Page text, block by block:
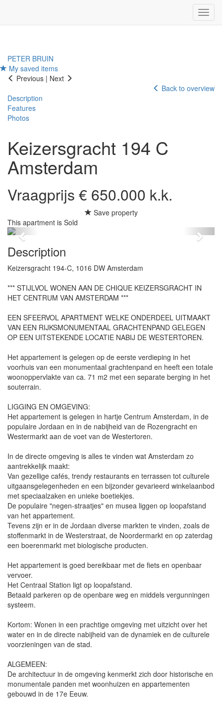
PETER BRUIN
My saved items
Previous | Next
Back to overview
Description
Features
Photos
Keizersgracht 194 C
Amsterdam
Vraagprijs € 650.000 k.k.
Save property
This apartment is Sold
Previous Next
Description
Keizersgracht 194-C, 1016 DW Amsterdam
*** STIJLVOL WONEN AAN DE CHIQUE KEIZERSGRACHT IN
HET CENTRUM VAN AMSTERDAM ***
EEN SFEERVOL APARTMENT WELKE ONDERDEEL UITMAAKT
VAN EEN RIJKSMONUMENTAAL GRACHTENPAND GELEGEN
OP EEN UITSTEKENDE LOCATIE NABIJ DE WESTERTOREN.
Het appartement is gelegen op de eerste verdieping in het
voorhuis van een monumentaal grachtenpand en heeft een totale
woonoppervlakte van ca. 71 m2 met een separate berging in het
souterrain.
LIGGING EN OMGEVING:
Het appartement is gelegen in hartje Centrum Amsterdam, in de
populaire Jordaan en in de nabijheid van de Rozengracht en
Westermarkt aan de voet van de Westertoren.
In de directe omgeving is alles te vinden wat Amsterdam zo
aantrekkelijk maakt:
Van gezellige cafés, trendy restaurants en terrassen tot culturele
uitgaansgelegenheden en een bijzonder gevarieerd winkelaanbod
met speciaalzaken en unieke boetiekjes.
De populaire "negen-straatjes" en musea liggen op loopafstand
van het appartement.
Tevens zijn er in de Jordaan diverse markten te vinden, zoals de
stoffenmarkt in de Westerstraat, de Noordermarkt en op zaterdag
een boerenmarkt met biologische producten.
Het appartement is goed bereikbaar met de fiets en openbaar
vervoer.
Het Centraal Station ligt op loopafstand.
Betaald parkeren op de openbare weg en middels vergunningen
systeem.
Kortom: Wonen in een prachtige omgeving met uitzicht over het
water en in de directe nabijheid van de dynamiek en de culturele
voorzieningen van de stad.
ALGEMEEN:
De architectuur in de omgeving kenmerkt zich door historische en
monumentale panden met woonhuizen en appartementen
gebouwd in de 17e Eeuw.